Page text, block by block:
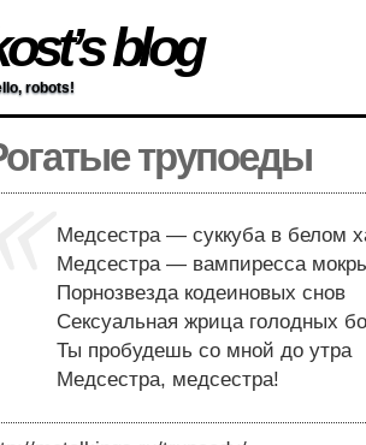
blog
robots!
трупоеды
Медсестра — суккуба в белом
Медсестра — вампиресса
Порнозвезда кодеиновых снов
Сексуальная жрица голодных
Ты пробудешь со мной до утра
Медсестра, медсестра!